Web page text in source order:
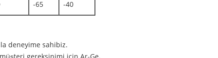
-65 -40
deneyime sahibiz.